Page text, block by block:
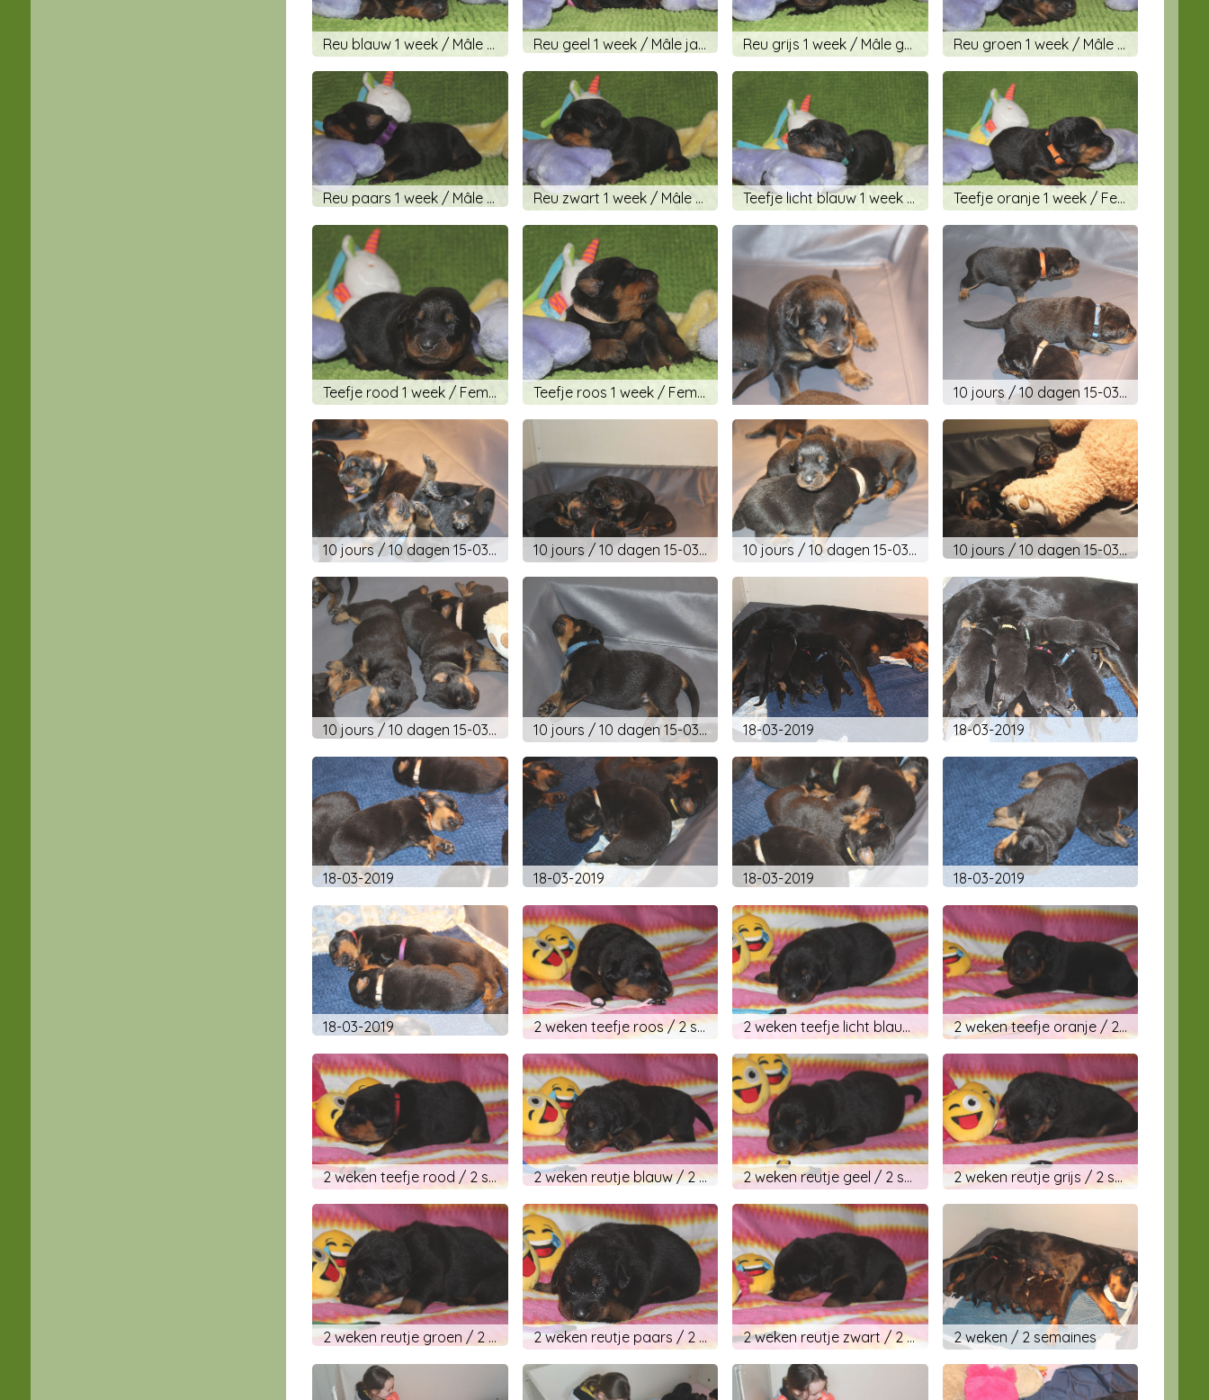
Reu blauw 1 week / Mâle bleu 1 semaine Reu geel 1 week / Mâle jaune 1 semaine Reu grijs 1 week / Mâle gris 1 semaine Reu groen 1 week / Mâle vert 1 semaine
Reu paars 1 week / Mâle violet 1 semaine Reu zwart 1 week / Mâle noir 1 semaine Teefje licht blauw 1 week / Femelle bleu clair 1 semaine Teefje oranje 1 week / Femelle orange 1 semaine
Teefje rood 1 week / Femelle rouge 1 semaine
Teefje roos 1 week / Femelle rose 1 semaine
10 jours / 10 dagen 15-03-2019
10 jours / 10 dagen 15-03-2019 10 jours / 10 dagen 15-03-2019 10 jours / 10 dagen 15-03-2019 10 jours / 10 dagen 15-03-2019
10 jours / 10 dagen 15-03-2019 10 jours / 10 dagen 15-03-2019 18-03-2019 18-03-2019
18-03-2019 18-03-2019 18-03-2019 18-03-2019
18-03-2019 2 weken teefje roos / 2 semaines femelle rose 2 weken teefje licht blauw / 2 semaines femelle bleu clair 2 weken teefje oranje / 2 semaines femelle orange
2 weken teefje rood / 2 semaines femelle rouge 2 weken reutje blauw / 2 semaines mâle bleu 2 weken reutje geel / 2 semaines mâle jaune 2 weken reutje grijs / 2 semaines mâle gris
2 weken reutje groen / 2 semaines mâle vert 2 weken reutje paars / 2 semaines mâle violet 2 weken reutje zwart / 2 semaines mâle noir 2 weken / 2 semaines